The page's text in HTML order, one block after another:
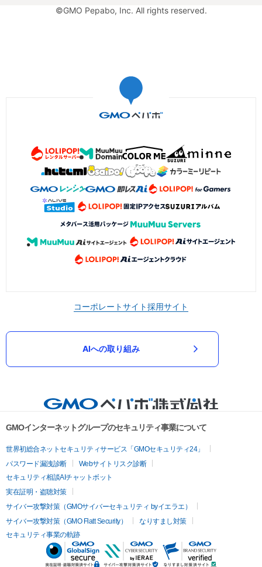
©GMO Pepabo, Inc. All rights reserved.
コーポレートサイト採用サイト
AIへの取り組み
GMOインターネットグループのセキュリティ事業について
世界初総合ネットセキュリティサービス「GMOセキュリティ24」
パスワード漏洩診断
Webサイトリスク診断
セキュリティ相談AIチャットボット
実在証明・盗聴対策
サイバー攻撃対策（GMOサイバーセキュリティ byイエラエ）
サイバー攻撃対策（GMO Flatt Security）
なりすまし対策
セキュリティ事業の軌跡